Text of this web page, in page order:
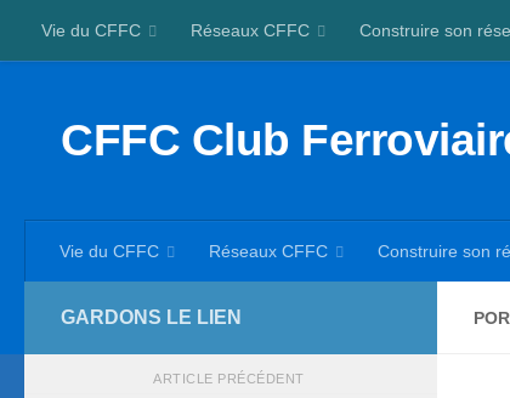
Skip to content
Vie du CFFC Réseaux CFFC Construire son
CFFC Club
Vie du CFFC Réseaux CFFC Construire son
GARDONS LE LIEN
ARTICLE PRÉCÉDENT